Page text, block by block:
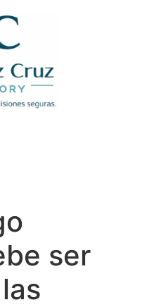
ser